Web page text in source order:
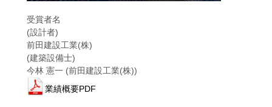
受賞者名
(設計者)
前田建設工業(株)
(建築設備士)
今林 憲一 (前田建設工業(株))
業績概要PDF